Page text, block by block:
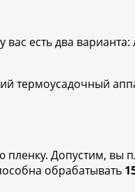
есть два
термоусадочный
Допустим, вы
обрабатывать